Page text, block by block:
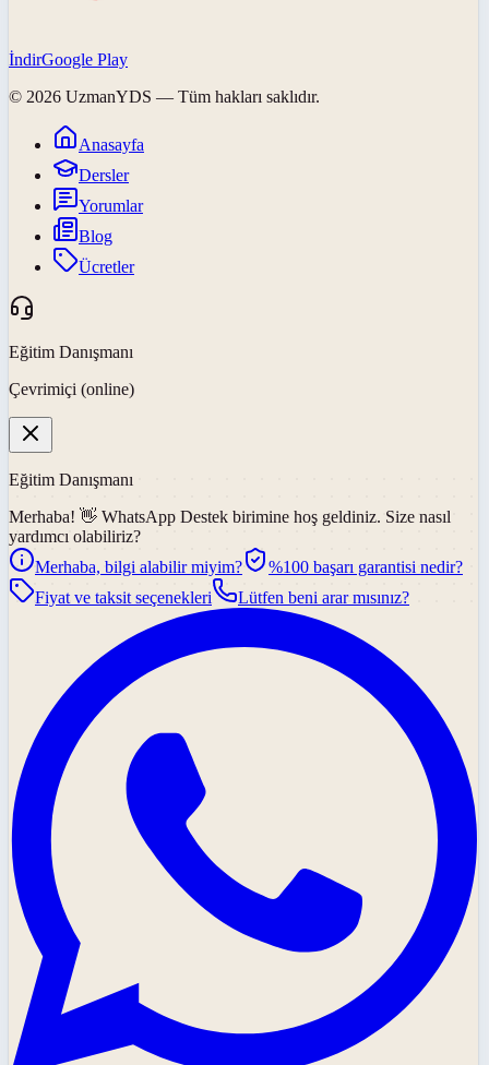
İndirGoogle Play
© 2026 UzmanYDS — Tüm hakları saklıdır.
Anasayfa
Dersler
Yorumlar
Blog
Ücretler
Eğitim Danışmanı
Çevrimiçi (online)
Eğitim Danışmanı
Merhaba! 👋 WhatsApp Destek birimine hoş geldiniz. Size nasıl
yardımcı olabiliriz?
Merhaba, bilgi alabilir miyim?
%100 başarı garantisi nedir?
Fiyat ve taksit seçenekleri
Lütfen beni arar mısınız?